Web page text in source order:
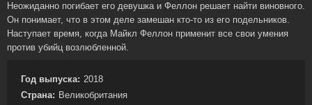
Неожиданно погибает его девушка и Феллон решает найти виновного.
Он понимает, что в этом деле замешан кто-то из его подельников.
Наступает время, когда Майкл Феллон применит все свои умения
против убийц возлюбленной.
Год выпуска: 2018
Страна: Великобритания